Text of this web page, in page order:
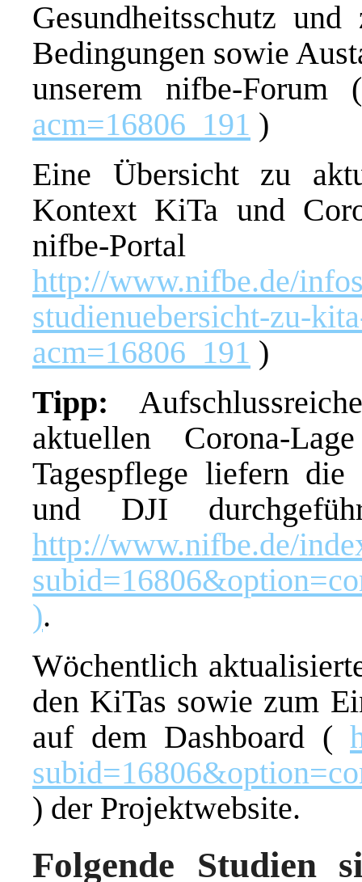
Gesundheitsschutz
Bedingungen sowie
unserem nifbe-
acm=16806_191 )
Eine Übersicht zu
Kontext KiTa und
http://www.nifbe.de/
studienuebersicht-zu-
acm=16806_191 )
Tipp:
aktuellen Corona-
Tagespflege liefern
und DJI
http://www.nifbe.de/
).
Wöchentlich
den KiTas sowie zum
auf dem Dashboard (
) der Projektwebsite.
Folgende Studien